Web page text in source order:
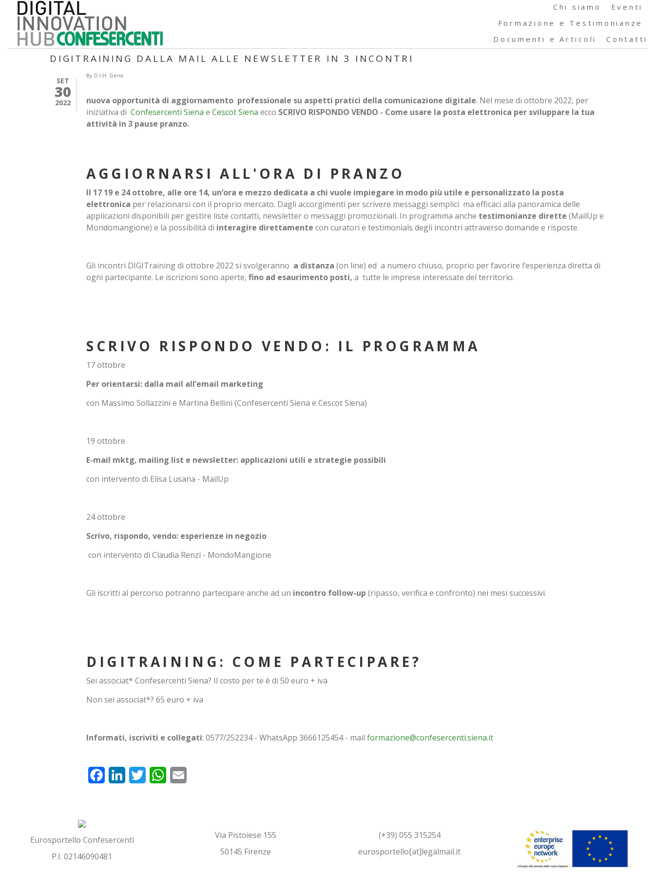
contenuto
principale
Chi siamo
Eventi
Formazione e Testimonianze
Documenti e Articoli
Contatti
DIGITRAINING DALLA MAIL ALLE NEWSLETTER IN 3 INCONTRI
SET
30
2022
By D.I.H. Siena
nuova opportunità di aggiornamento professionale su aspetti pratici della comunicazione digitale. Nel mese di ottobre 2022, per
iniziativa di Confesercenti Siena e Cescot Siena ecco SCRIVO RISPONDO VENDO - Come usare la posta elettronica per sviluppare la tua
attività in 3 pause pranzo.
AGGIORNARSI ALL'ORA DI PRANZO
Il 17 19 e 24 ottobre, alle ore 14, un’ora e mezzo dedicata a chi vuole impiegare in modo più utile e personalizzato la posta
elettronica per relazionarsi con il proprio mercato. Dagli accorgimenti per scrivere messaggi semplici ma efficaci alla panoramica delle
applicazioni disponibili per gestire liste contatti, newsletter o messaggi promozionali. In programma anche testimonianze dirette (MailUp e
Mondomangione) e la possibilità di interagire direttamente con curatori e testimonials degli incontri attraverso domande e risposte.
Gli incontri DIGITraining di ottobre 2022 si svolgeranno a distanza (on line) ed a numero chiuso, proprio per favorire l’esperienza diretta di
ogni partecipante. Le iscrizioni sono aperte, fino ad esaurimento posti, a tutte le imprese interessate del territorio.
SCRIVO RISPONDO VENDO: IL PROGRAMMA
17 ottobre
Per orientarsi: dalla mail all’email marketing
con Massimo Sollazzini e Martina Bellini (Confesercenti Siena e Cescot Siena)
19 ottobre
E-mail mktg, mailing list e newsletter: applicazioni utili e strategie possibili
con intervento di Elisa Lusana - MailUp
24 ottobre
Scrivo, rispondo, vendo: esperienze in negozio
con intervento di Claudia Renzi - MondoMangione
Gli iscritti al percorso potranno partecipare anche ad un incontro follow-up (ripasso, verifica e confronto) nei mesi successivi.
DIGITRAINING: COME PARTECIPARE?
Sei associat* Confesercenti Siena? Il costo per te è di 50 euro + iva
Non sei associat*? 65 euro + iva
Informati, iscriviti e collegati: 0577/252234 - WhatsApp 3666125454 - mail formazione@confesercenti.siena.it
FacebookLinkedInTwitter WhatsApp
Eurosportello Confesercenti
P.I. 02146090481
Via Pistoiese 155
50145 Firenze
(+39) 055 315254
eurosportello[at]legalmail.it